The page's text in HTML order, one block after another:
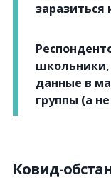
заразиться
школьники,
данные в
группы (а
Ковид-